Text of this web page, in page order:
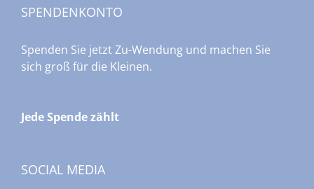
SPENDENKONTO
Spenden Sie jetzt Zu-Wendung und machen Sie
sich groß für die Kleinen.
Jede Spende zählt
SOCIAL MEDIA